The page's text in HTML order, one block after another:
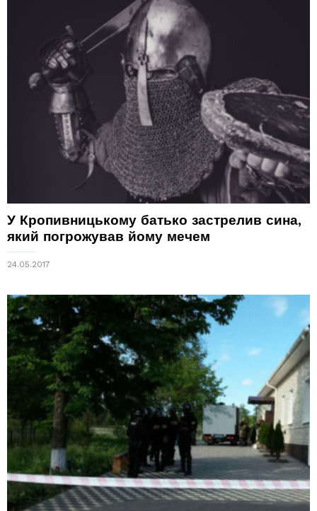
У Кропивницькому батько застрелив сина,
який погрожував йому мечем
24.05.2017